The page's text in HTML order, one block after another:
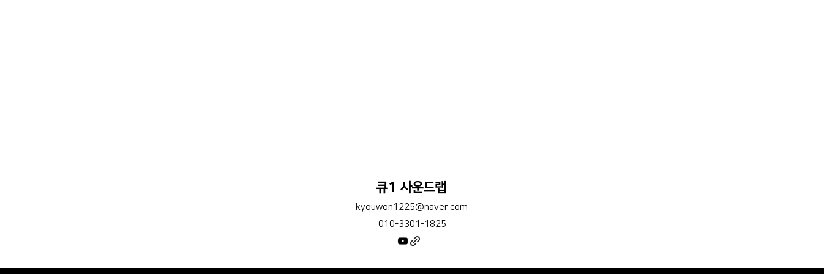
큐1 사운드랩
kyouwon1225@naver.com
010-3301-1825